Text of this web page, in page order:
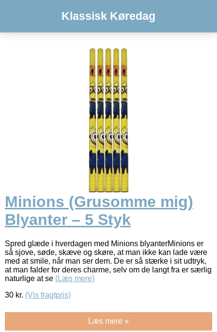
Klassisk Køredag
Minions (Grusomme mig)
Blyanter – 5 Styk
Spred glæde i hverdagen med Minions blyanterMinions er
så sjove, søde, skæve og skøre, at man ikke kan lade være
med at smile, når man ser dem. De er så stærke i sit udtryk,
at man falder for deres charme, selv om de langt fra er særlig
naturlige at se (Læs mere)
30 kr. (Vis fragtpris)
Læs mere »